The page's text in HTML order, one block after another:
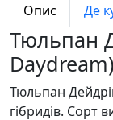
Опис Де
Тюльпан
Тюльпан
гібридів. Сорт